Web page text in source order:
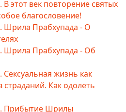
В этот век повторение святых
благословение!
Шрила Прабхупада - О
Шрила Прабхупада - Об
Сексуальная жизнь как
страданий. Как одолеть
Прибытие Шрилы